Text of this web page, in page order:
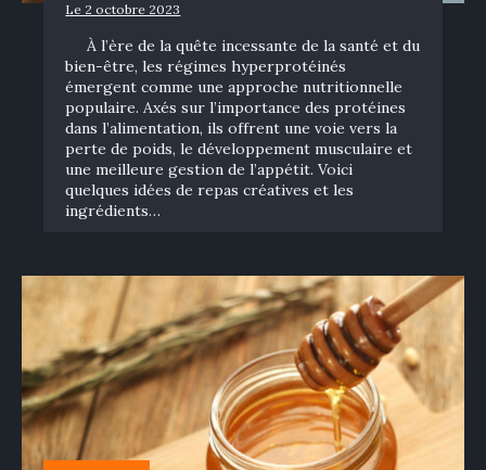
Le 2 octobre 2023
À l’ère de la quête incessante de la santé et du
bien-être, les régimes hyperprotéinés
émergent comme une approche nutritionnelle
populaire. Axés sur l’importance des protéines
dans l’alimentation, ils offrent une voie vers la
perte de poids, le développement musculaire et
une meilleure gestion de l’appétit. Voici
quelques idées de repas créatives et les
ingrédients…